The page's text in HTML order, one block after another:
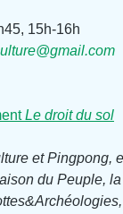
15h-16h
Le droit du sol
et Pingpong,
du Peuple,